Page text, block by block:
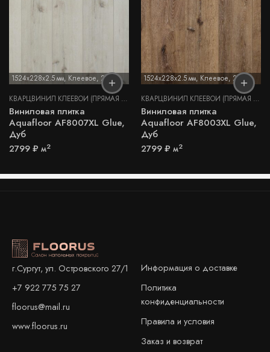
1524x228x2.5 мм, Клеевое, 2,5 мм
КВАРЦВИНИЛ КЛЕЕВОЙ (ПРЯМАЯ УКЛАДКА)
Виниловая плитка
Aquafloor AF8007XL Glue,
Дуб
2799₽ м2
1524x228x2.5 мм, Клеевое, 2,5 мм
КВАРЦВИНИЛ КЛЕЕВОЙ (ПРЯМАЯ УКЛАДКА)
Виниловая плитка
Aquafloor AF8003XL Glue,
Дуб
2799₽ м2
г.Сургут, ул. Островского 27/1
+7 922 775 75 27
floorus@mail.ru
www.floorus.ru
Информация о доставке
Политика
конфиденциальности
Правила и условия
Заказ и возврат